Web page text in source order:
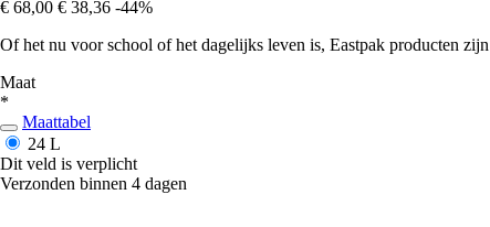
€ 68,00 € 38,36 -44%
Of het nu voor school of het dagelijks leven is, Eastpak producten
Maat
*
Maattabel
24 L
Dit veld is verplicht
Verzonden binnen 4 dagen